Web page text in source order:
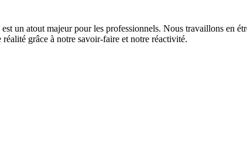
un atout majeur pour les professionnels. Nous travaillons en
grâce à notre savoir-faire et notre réactivité.​